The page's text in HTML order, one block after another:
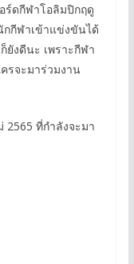
ร์ดกีฬาโอลิมปิกฤดู
กกีฬาเข้าแข่งขันได้
ยังดีนะ เพราะกีฬา
รจะมาร่วมงาน
ที่กำลังจะมา